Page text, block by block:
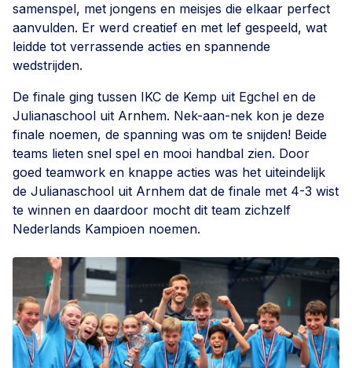
samenspel, met jongens en meisjes die elkaar perfect
aanvulden. Er werd creatief en met lef gespeeld, wat
leidde tot verrassende acties en spannende
wedstrijden.
De finale ging tussen IKC de Kemp uit Egchel en de
Julianaschool uit Arnhem. Nek-aan-nek kon je deze
finale noemen, de spanning was om te snijden! Beide
teams lieten snel spel en mooi handbal zien. Door
goed teamwork en knappe acties was het uiteindelijk
de Julianaschool uit Arnhem dat de finale met 4-3 wist
te winnen en daardoor mocht dit team zichzelf
Nederlands Kampioen noemen.